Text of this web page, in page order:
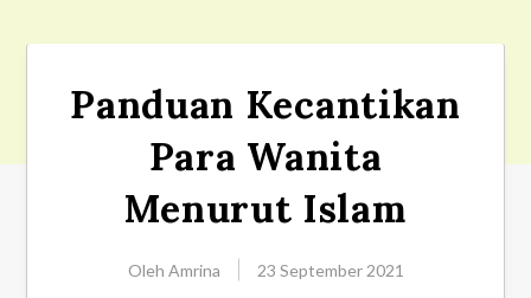
Panduan Kecantikan
Para Wanita
Menurut Islam
Oleh Amrina 23 September 2021